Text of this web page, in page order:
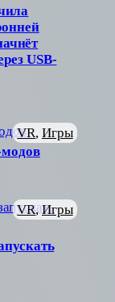
USB-
VR, Игры
VR, Игры